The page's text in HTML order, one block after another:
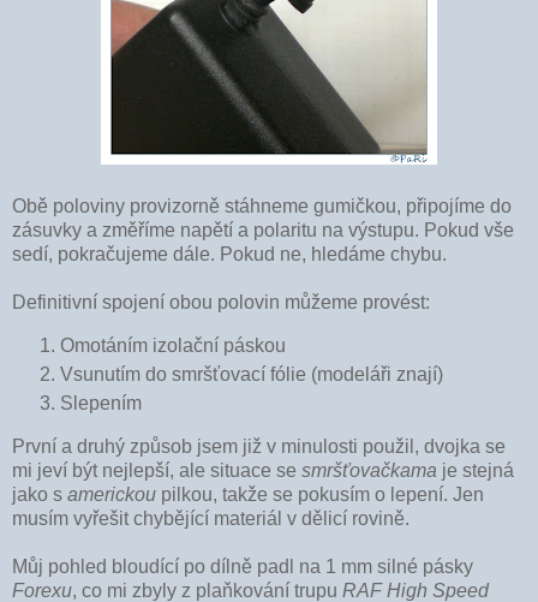
Obě poloviny provizorně stáhneme gumičkou, připojíme do
zásuvky a změříme napětí a polaritu na výstupu. Pokud vše
sedí, pokračujeme dále. Pokud ne, hledáme chybu.
Definitivní spojení obou polovin můžeme provést:
Omotáním izolační páskou
Vsunutím do smršťovací fólie (modeláři znají)
Slepením
První a druhý způsob jsem již v minulosti použil, dvojka se
mi jeví být nejlepší, ale situace se smršťovačkama je stejná
jako s americkou pilkou, takže se pokusím o lepení. Jen
musím vyřešit chybějící materiál v dělicí rovině.
Můj pohled bloudící po dílně padl na 1 mm silné pásky
Forexu, co mi zbyly z plaňkování trupu RAF High Speed